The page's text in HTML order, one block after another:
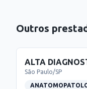
Outros
ALTA
São Paulo/SP